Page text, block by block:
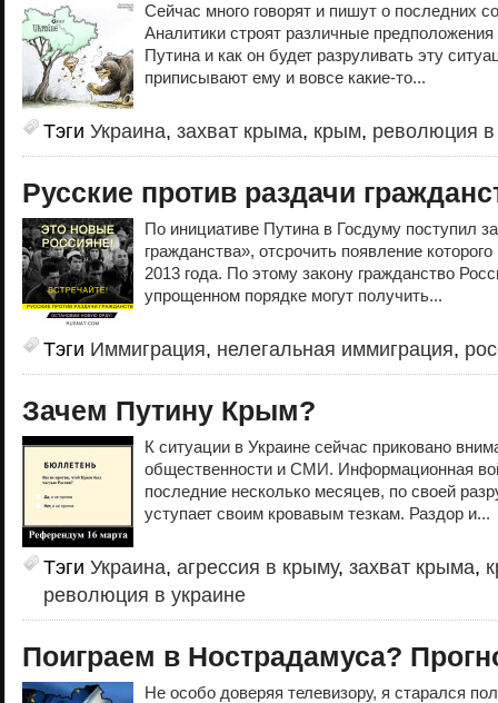
Сейчас много говорят и пишут о последних
Аналитики строят различные предположения
Путина и как он будет разруливать эту
приписывают ему и вовсе какие-то...
Тэги Украина, захват крыма, крым, революция в
Русские против раздачи
По инициативе Путина в Госдуму поступил
гражданства», отсрочить появление
2013 года. По этому закону гражданство
упрощенном порядке могут получить...
Тэги Иммиграция, нелегальная иммиграция,
Зачем Путину Крым?
К ситуации в Украине сейчас приковано
общественности и СМИ. Информационная
последние несколько месяцев, по своей
уступает своим кровавым тезкам. Раздор и...
Тэги Украина, агрессия в крыму, захват крыма,
революция в украине
Поиграем в Нострадамуса?
Не особо доверяя телевизору, я старался